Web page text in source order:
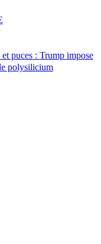
puces : Trump impose
polysilicium